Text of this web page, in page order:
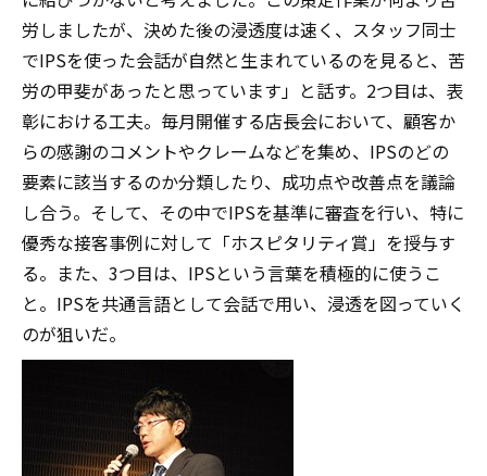
労しましたが、決めた後の浸透度は速く、スタッフ同士
でIPSを使った会話が自然と生まれているのを見ると、苦
労の甲斐があったと思っています」と話す。2つ目は、表
彰における工夫。毎月開催する店長会において、顧客か
らの感謝のコメントやクレームなどを集め、IPSのどの
要素に該当するのか分類したり、成功点や改善点を議論
し合う。そして、その中でIPSを基準に審査を行い、特に
優秀な接客事例に対して「ホスピタリティ賞」を授与す
る。また、3つ目は、IPSという言葉を積極的に使うこ
と。IPSを共通言語として会話で用い、浸透を図っていく
のが狙いだ。